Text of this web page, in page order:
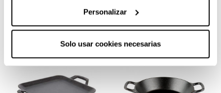
Personalizar
Solo usar cookies necesarias
rettangolare reversibile
Lodge griglia quadrata in
ghisa Lodge Grill in ghisa